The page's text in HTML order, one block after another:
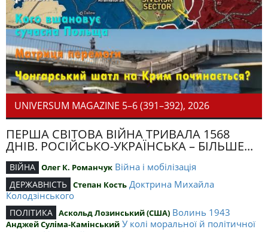
UNIVERSUM MAGAZINE 5–6 (391–392), 2026
ПЕРША СВІТОВА ВІЙНА ТРИВАЛА 1568
ДНІВ. РОСІЙСЬКО-УКРАЇНСЬКА – БІЛЬШЕ...
ВІЙНА Олег К. Романчук Війна і мобілізація
ДЕРЖАВНІСТЬ Степан Кость Доктрина Михайла
Колодзінського
ПОЛІТИКА Аскольд Лозинський (США) Волинь 1943
Анджей Суліма-Камінський У колі моральної й політичної